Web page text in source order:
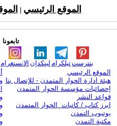
الموقع الرئيسي
الانستغرام لينكدإن تيلكرامبنترست
الموقع الرئيسي
هيئة ادارة الحوار المتمدن - للإتصال بنا
إحصائيات مؤسسة الحوار المتمدن
قواعد النشر
ابرز كتاب / كاتبات الحوار المتمدن
يوتيوب التمدن
مكتبة التمدن